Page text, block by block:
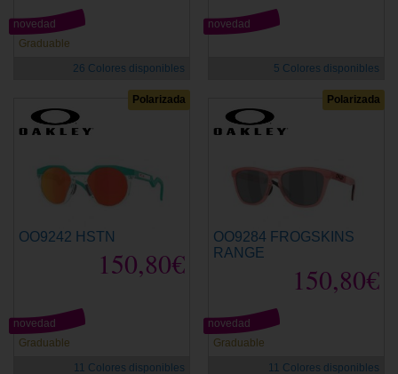
Graduable
novedad
26 Colores disponibles
novedad
5 Colores disponibles
Polarizada
OO9242 HSTN
150,80€
Graduable
novedad
11 Colores disponibles
Polarizada
OO9284 FROGSKINS
RANGE
150,80€
Graduable
novedad
11 Colores disponibles